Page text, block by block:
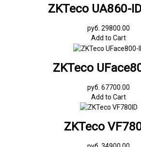
ZKTeco UA860-
руб. 29800.00
Add to Cart
ZKTeco
руб. 67700.00
Add to Cart
ZKTeco